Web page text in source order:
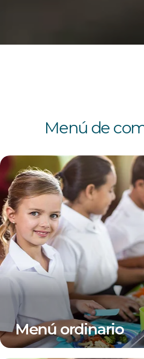
Menú de
Menú ordinario